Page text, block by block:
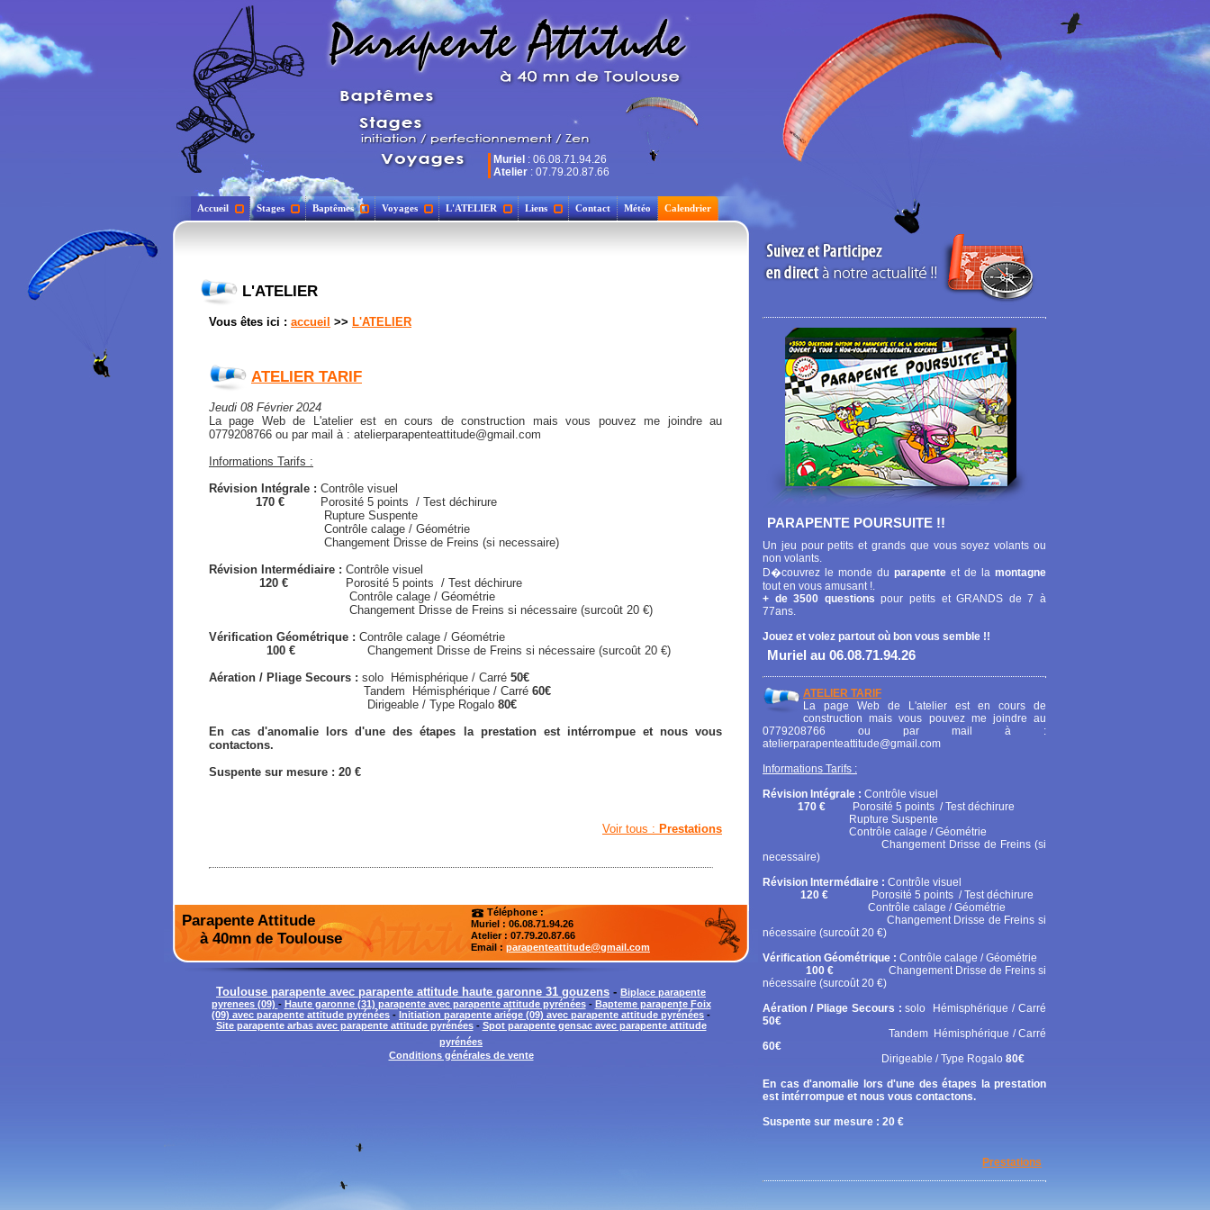
Muriel : 06.08.71.94.26
Atelier : 07.79.20.87.66
Accueil Stages Baptêmes Voyages L'ATELIER Liens Contact Météo Calendrier
L'ATELIER
Vous êtes ici : accueil >> L'ATELIER
ATELIER TARIF
Jeudi 08 Février 2024
La page Web de L'atelier est en cours de construction mais vous pouvez me joindre au
0779208766 ou par mail à : atelierparapenteattitude@gmail.com
Informations Tarifs :
Révision Intégrale : Contrôle visuel
170 € Porosité 5 points / Test déchirure
Rupture Suspente
Contrôle calage / Géométrie
Changement Drisse de Freins (si necessaire)
Révision Intermédiaire : Contrôle visuel
120 € Porosité 5 points / Test déchirure
Contrôle calage / Géométrie
Changement Drisse de Freins si nécessaire (surcoût 20 €)
Vérification Géométrique : Contrôle calage / Géométrie
100 € Changement Drisse de Freins si nécessaire (surcoût 20 €)
Aération / Pliage Secours : solo Hémisphérique / Carré 50€
Tandem Hémisphérique / Carré 60€
Dirigeable / Type Rogalo 80€
En cas d'anomalie lors d'une des étapes la prestation est intérrompue et nous vous
contactons.
Suspente sur mesure : 20 €
Voir tous : Prestations
Parapente Attitude
à 40mn de Toulouse
Téléphone :
Muriel : 06.08.71.94.26
Atelier: 07.79.20.87.66
Email : parapenteattitude@gmail.com
Toulouse parapente avec parapente attitude haute garonne 31 gouzens - Biplace parapente
pyrenees (09) - Haute garonne (31) parapente avec parapente attitude pyrénées- Bapteme parapente Foix
(09) avec parapente attitude pyrénées - Initiation parapente ariége (09) avec parapente attitude pyrénées -
Site parapente arbas avec parapente attitude pyrénées- Spot parapente gensac avec parapente attitude
pyrénées
Conditions générales de vente
PARAPENTE POURSUITE !!
Un jeu pour petits et grands que vous soyez volants ou
non volants.
D�couvrez le monde du parapente et de la montagne
tout en vous amusant !.
+ de 3500 questions pour petits et GRANDS de 7 à
77ans.
Jouez et volez partout où bon vous semble !!
Muriel au 06.08.71.94.26
ATELIER TARIF
La page Web de L'atelier est en cours de
construction mais vous pouvez me joindre au
0779208766 ou par mail à :
atelierparapenteattitude@gmail.com
Informations Tarifs :
Révision Intégrale : Contrôle visuel
170 € Porosité 5 points / Test déchirure
Rupture Suspente
Contrôle calage / Géométrie
Changement Drisse de Freins (si
necessaire)
Révision Intermédiaire : Contrôle visuel
120 € Porosité 5 points / Test déchirure
Contrôle calage / Géométrie
Changement Drisse de Freins si
nécessaire (surcoût 20 €)
Vérification Géométrique : Contrôle calage / Géométrie
100 € Changement Drisse de Freins si
nécessaire (surcoût 20 €)
Aération / Pliage Secours :solo
Hémisphérique / Carré
50€
Tandem Hémisphérique / Carré
60€
Dirigeable / Type Rogalo 80€
En cas d'anomalie lors d'une des étapes la prestation
est intérrompue et nous vous contactons.
Suspente sur mesure : 20 €
Prestations